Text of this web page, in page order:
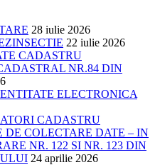
28 iulie 2026
22 iulie 2026
CADASTRU
NR.84 DIN
ELECTRONICA
CADASTRU
DE COLECTARE DATE – IN
NR. 122 SI NR. 123 DIN
24 aprilie 2026